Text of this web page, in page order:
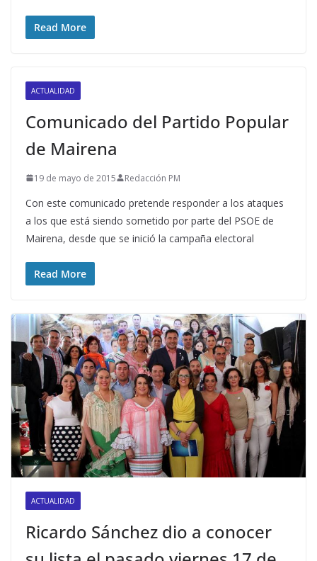
Read More
ACTUALIDAD
Comunicado del Partido Popular
de Mairena
19 de mayo de 2015 Redacción PM
Con este comunicado pretende responder a los ataques
a los que está siendo sometido por parte del PSOE de
Mairena, desde que se inició la campaña electoral
Read More
ACTUALIDAD
Ricardo Sánchez dio a conocer